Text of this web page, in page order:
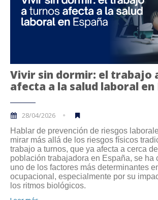
Vivir sin dormir: el trabajo
afecta a la salud laboral en
28/04/2026
Hablar de prevención de riesgos
mirar más allá de los riesgos físicos
trabajo a turnos, que ya afecta a cerca
población trabajadora en España, se ha
uno de los factores más determinantes
ocupacional, especialmente por su
los ritmos biológicos.